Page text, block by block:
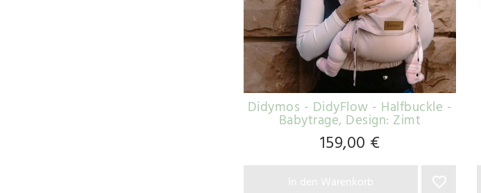
Didymos - DidyFlow - Halfbuckle -
Babytrage, Design: Zimt
159,00 €